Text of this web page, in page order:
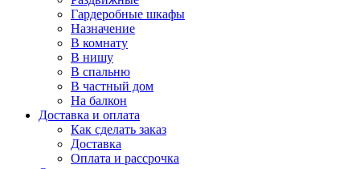
Гардеробные шкафы
Назначение
В комнату
В нишу
В спальню
В частный дом
На балкон
Доставка и оплата
Как сделать заказ
Доставка
Оплата и рассрочка